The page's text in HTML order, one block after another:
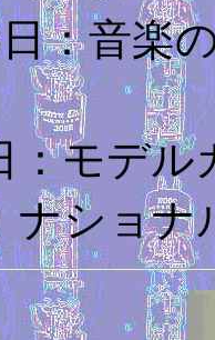
：音楽
：モデ
ナショナ